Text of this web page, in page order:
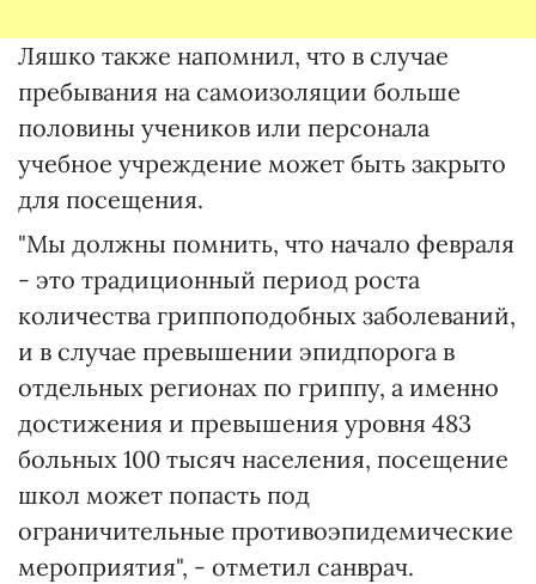
Ляшко также напомнил, что в случае
пребывания на самоизоляции больше
половины учеников или персонала
учебное учреждение может быть закрыто
для посещения.
"Мы должны помнить, что начало февраля
- это традиционный период роста
количества гриппоподобных заболеваний,
и в случае превышении эпидпорога в
отдельных регионах по гриппу, а именно
достижения и превышения уровня 483
больных 100 тысяч населения, посещение
школ может попасть под
ограничительные противоэпидемические
мероприятия", - отметил санврач.